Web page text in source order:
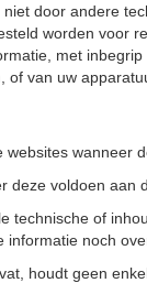
door andere
worden voor
met
of van uw
deze voldoen
technische of
noch
houdt geen